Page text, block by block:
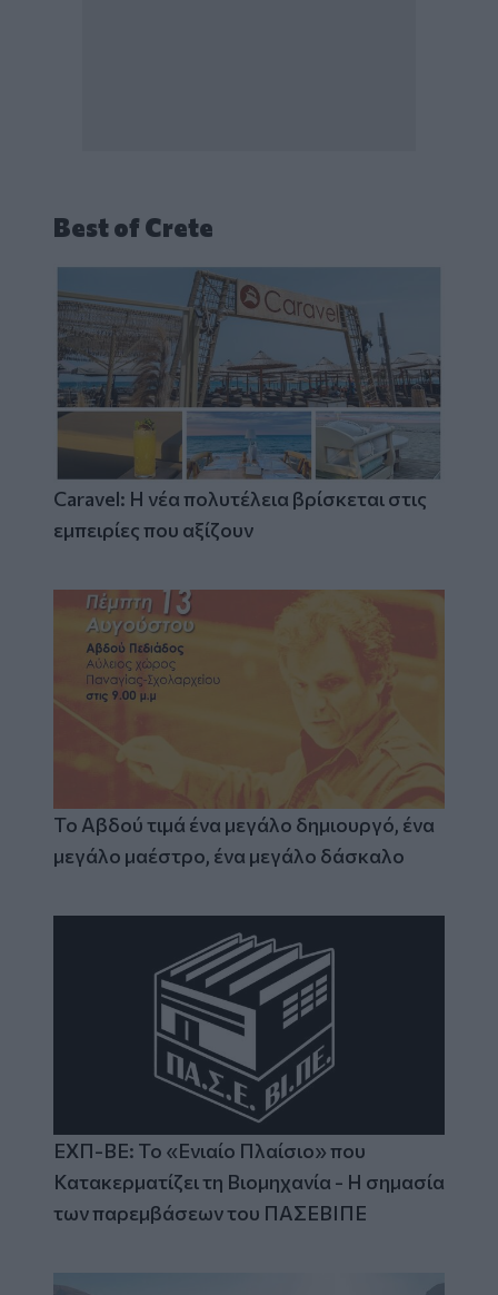
Best of Crete
Caravel: Η νέα πολυτέλεια βρίσκεται στις
εμπειρίες που αξίζουν
Το Αβδού τιμά ένα μεγάλο δημιουργό, ένα
μεγάλο μαέστρο, ένα μεγάλο δάσκαλο
ΕΧΠ-ΒΕ: Το «Ενιαίο Πλαίσιο» που
Κατακερματίζει τη Βιομηχανία - Η σημασία
των παρεμβάσεων του ΠΑΣΕΒΙΠΕ